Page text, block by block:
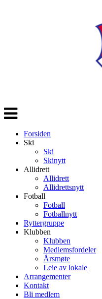
Veksle
navigasjon
Forsiden
Ski
Ski
Skinytt
Allidrett
Allidrett
Allidrettsnytt
Fotball
Fotball
Fotballnytt
Ryttergruppe
Klubben
Klubben
Medlemsfordeler
Årsmøte
Leie av lokale
Arrangementer
Kontakt
Bli medlem